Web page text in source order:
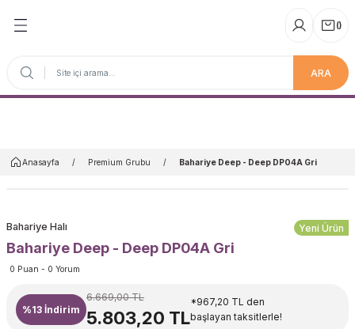
ARA
()
Anasayfa Premium Grubu Bahariye Deep - Deep DP04A Gri
Yeni Ürün
Bahariye Halı
Bahariye Deep - Deep DP04A Gri
0 Puan - 0 Yorum
%13 İndirim
6.669,00 TL
5.803,20 TL
*967,20 TL den
başlayan taksitlerle!